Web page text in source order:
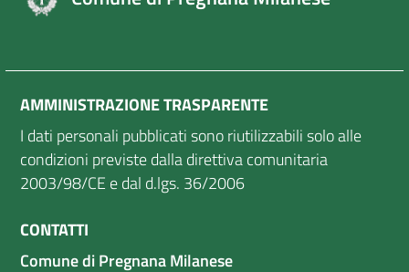
AMMINISTRAZIONE TRASPARENTE
I dati personali pubblicati sono riutilizzabili solo alle
condizioni previste dalla direttiva comunitaria
2003/98/CE e dal d.lgs. 36/2006
CONTATTI
Comune di Pregnana Milanese